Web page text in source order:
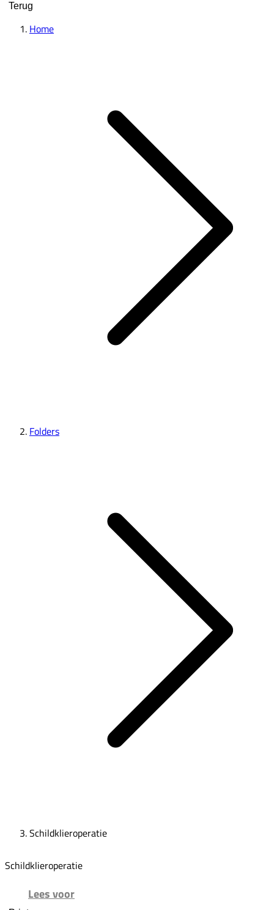
Terug
Home
Folders
Schildklieroperatie
Schildklieroperatie
Lees voor